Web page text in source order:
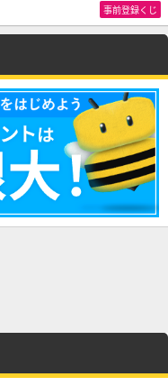
事前登録くじ